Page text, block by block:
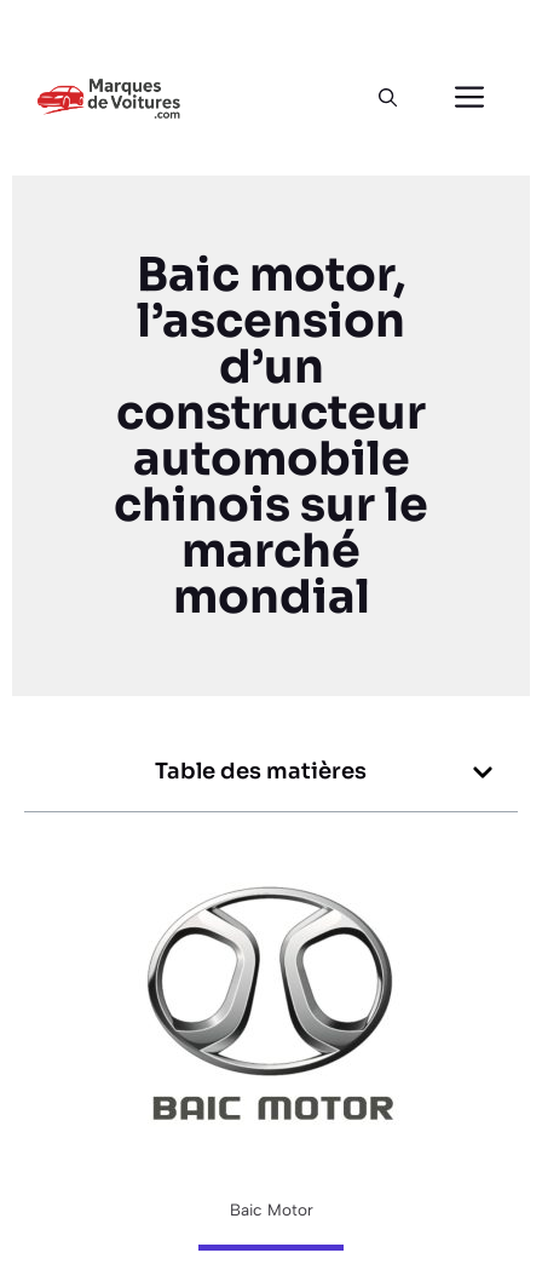
Baic motor,
l’ascension
d’un
constructeur
automobile
chinois sur le
marché
mondial
Table des matières
Baic Motor